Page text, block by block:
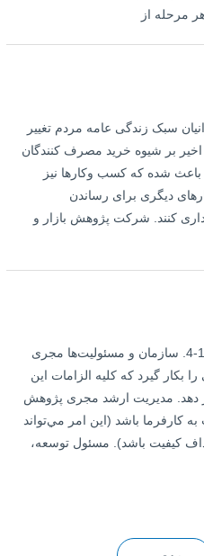
مرحله از
سبک زندگی عامه مردم تغییر
بر شیوه خرید مصرف کنندگان
باعث شده که کسب وکارها نیز
دیگری برای رساندن
کنند. شرکت پژوهش بازار و
4. الزامات سيستم مديريت كيفيت 1-4. سازمان و مسئوليت‌ها مجری
بكار گيرد كه کلیه الزامات اين
دهد. مديريت ارشد مجری پژوهش
به کارفرما باشد (اين امر مي‌تواند
كيفيت باشد). مسئول توسعه،